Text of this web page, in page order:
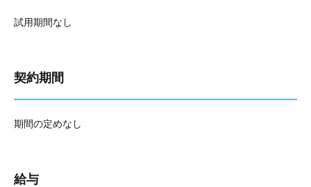
試用期間なし
契約期間
期間の定めなし
給与